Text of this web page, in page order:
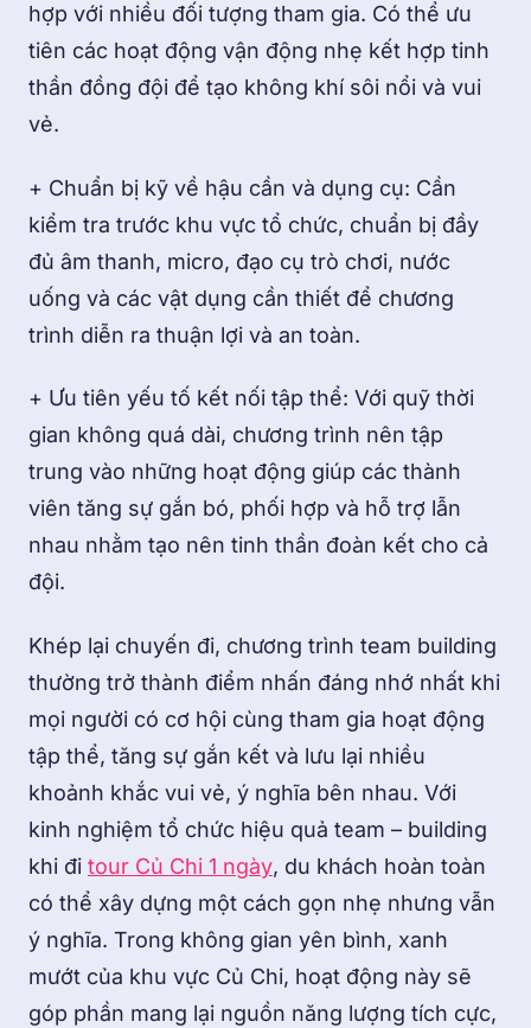
hợp với nhiều đối tượng tham gia. Có thể ưu
tiên các hoạt động vận động nhẹ kết hợp tinh
thần đồng đội để tạo không khí sôi nổi và vui
vẻ.
+ Chuẩn bị kỹ về hậu cần và dụng cụ: Cần
kiểm tra trước khu vực tổ chức, chuẩn bị đầy
đủ âm thanh, micro, đạo cụ trò chơi, nước
uống và các vật dụng cần thiết để chương
trình diễn ra thuận lợi và an toàn.
+ Ưu tiên yếu tố kết nối tập thể: Với quỹ thời
gian không quá dài, chương trình nên tập
trung vào những hoạt động giúp các thành
viên tăng sự gắn bó, phối hợp và hỗ trợ lẫn
nhau nhằm tạo nên tinh thần đoàn kết cho cả
đội.
Khép lại chuyến đi, chương trình team building
thường trở thành điểm nhấn đáng nhớ nhất khi
mọi người có cơ hội cùng tham gia hoạt động
tập thể, tăng sự gắn kết và lưu lại nhiều
khoảnh khắc vui vẻ, ý nghĩa bên nhau. Với
kinh nghiệm tổ chức hiệu quả team – building
khi đi tour Củ Chi 1 ngày, du khách hoàn toàn
có thể xây dựng một cách gọn nhẹ nhưng vẫn
ý nghĩa. Trong không gian yên bình, xanh
mướt của khu vực Củ Chi, hoạt động này sẽ
góp phần mang lại nguồn năng lượng tích cực,